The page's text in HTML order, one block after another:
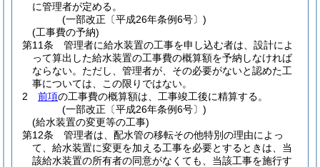
に管理者が定める。
(一部改正〔平成26年条例6号〕)
(工事費の予納)
第11条
管理者に給水装置の工事を申し込む者は、設計によ
って算出した給水装置の工事費の概算額を予納しなければ
ならない。 ただし、管理者が、その必要がないと認めた工
事については、この限りではない。
2
前項の工事費の概算額は、工事竣工後に精算する。
(一部改正〔平成26年条例6号〕)
(給水装置の変更等の工事)
第12条
管理者は、配水管の移転その他特別の理由によっ
て、給水装置に変更を加える工事を必要とするときは、当
該給水装置の所有者の同意がなくても、当該工事を施行す